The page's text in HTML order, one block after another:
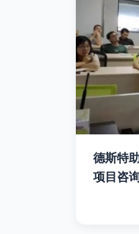
德斯特
项目咨